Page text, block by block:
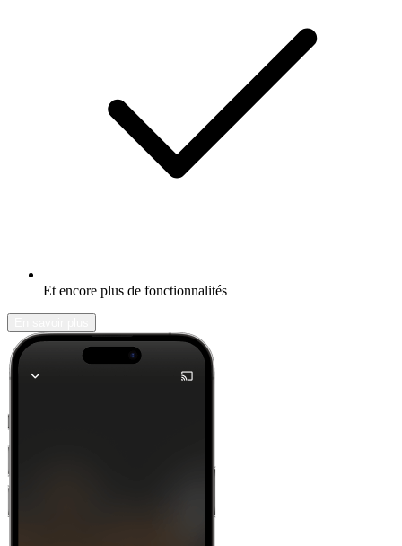
Et encore plus de fonctionnalités